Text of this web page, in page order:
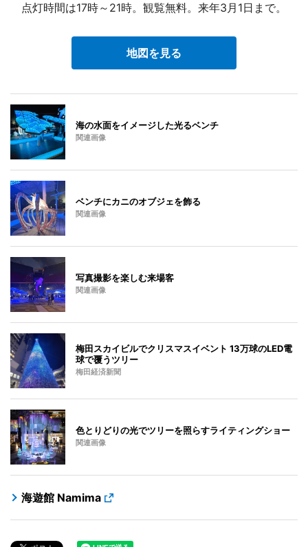
点灯時間は17時～21時。観覧無料。来年3月1日まで。
地図を見る
海の水面をイメージした光るベンチ
関連画像
ベンチにカニのオブジェを飾る
関連画像
写真撮影を楽しむ来場客
関連画像
梅田スカイビルでクリスマスイベント 13万球のLED電
球で覆うツリー
梅田経済新聞
色とりどりの光でツリーを照らすライティングショー
関連画像
海遊館 Namima